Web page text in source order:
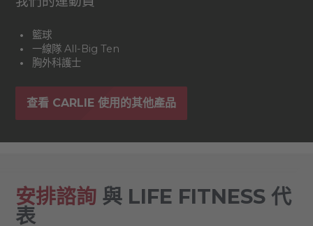
籃球
一線隊 All-Big Ten
胸外科護士
查看 CARLIE 使用的其他產品
安排諮詢與 LIFE FITNESS 代
表